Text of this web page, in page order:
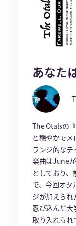
あなた
The Otalsの
と穏やかで
ランジ的なテ
楽曲はJune
としており
で、今回オタ
ジが加えられ
忍び込んだ大
取り入れられ